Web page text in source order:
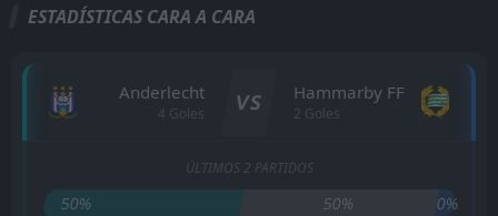
ESTADÍSTICAS CARA A CARA
Anderlecht
4 Goles VS Hammarby FF
2 Goles
ÚLTIMOS 2 PARTIDOS
50% 50% 0%